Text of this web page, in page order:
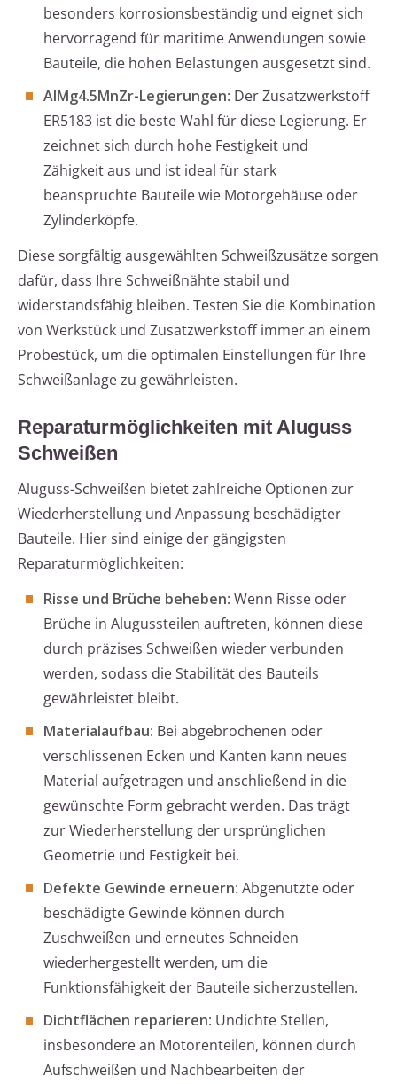
besonders korrosionsbeständig und eignet sich
hervorragend für maritime Anwendungen sowie
Bauteile, die hohen Belastungen ausgesetzt sind.
AlMg4.5MnZr-Legierungen: Der Zusatzwerkstoff
ER5183 ist die beste Wahl für diese Legierung. Er
zeichnet sich durch hohe Festigkeit und
Zähigkeit aus und ist ideal für stark
beanspruchte Bauteile wie Motorgehäuse oder
Zylinderköpfe.
Diese sorgfältig ausgewählten Schweißzusätze sorgen
dafür, dass Ihre Schweißnähte stabil und
widerstandsfähig bleiben. Testen Sie die Kombination
von Werkstück und Zusatzwerkstoff immer an einem
Probestück, um die optimalen Einstellungen für Ihre
Schweißanlage zu gewährleisten.
Reparaturmöglichkeiten mit Aluguss
Schweißen
Aluguss-Schweißen bietet zahlreiche Optionen zur
Wiederherstellung und Anpassung beschädigter
Bauteile. Hier sind einige der gängigsten
Reparaturmöglichkeiten:
Risse und Brüche beheben: Wenn Risse oder
Brüche in Alugussteilen auftreten, können diese
durch präzises Schweißen wieder verbunden
werden, sodass die Stabilität des Bauteils
gewährleistet bleibt.
Materialaufbau: Bei abgebrochenen oder
verschlissenen Ecken und Kanten kann neues
Material aufgetragen und anschließend in die
gewünschte Form gebracht werden. Das trägt
zur Wiederherstellung der ursprünglichen
Geometrie und Festigkeit bei.
Defekte Gewinde erneuern: Abgenutzte oder
beschädigte Gewinde können durch
Zuschweißen und erneutes Schneiden
wiederhergestellt werden, um die
Funktionsfähigkeit der Bauteile sicherzustellen.
Dichtflächen reparieren: Undichte Stellen,
insbesondere an Motorenteilen, können durch
Aufschweißen und Nachbearbeiten der